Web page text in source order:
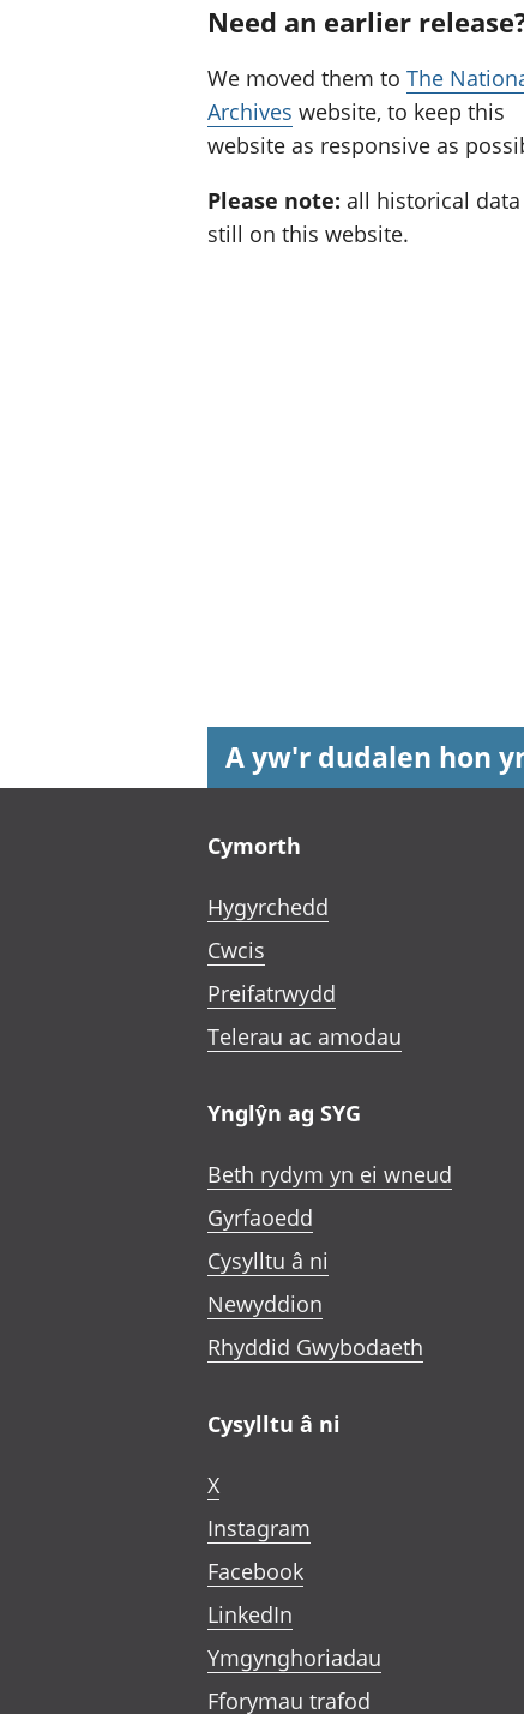
Need an earlier
We moved them to The
Archives website, to keep this
website as responsive as
Please note: all historical data
still on this website.
A yw'r dudalen hon
Cymorth
Hygyrchedd
Cwcis
Preifatrwydd
Telerau ac amodau
Ynglŷn ag SYG
Beth rydym yn ei wneud
Gyrfaoedd
Cysylltu â ni
Newyddion
Rhyddid Gwybodaeth
Cysylltu â ni
X
Instagram
Facebook
LinkedIn
Ymgynghoriadau
Fforymau trafod